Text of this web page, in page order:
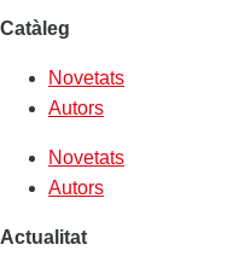
Catàleg
Novetats
Autors
Novetats
Autors
Actualitat